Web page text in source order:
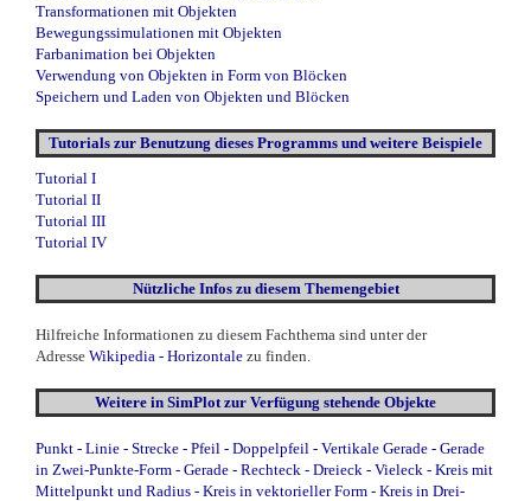
Transformationen mit Objekten
Bewegungssimulationen mit Objekten
Farbanimation bei Objekten
Verwendung von Objekten in Form von Blöcken
Speichern und Laden von Objekten und Blöcken
Tutorials zur Benutzung dieses Programms und weitere Beispiele
Tutorial I
Tutorial II
Tutorial III
Tutorial IV
Nützliche Infos zu diesem Themengebiet
Hilfreiche Informationen zu diesem Fachthema sind unter der
Adresse Wikipedia - Horizontale zu finden.
Weitere in SimPlot zur Verfügung stehende Objekte
Punkt - Linie - Strecke - Pfeil - Doppelpfeil - Vertikale Gerade - Gerade
in Zwei-Punkte-Form - Gerade - Rechteck - Dreieck - Vieleck - Kreis mit
Mittelpunkt und Radius - Kreis in vektorieller Form - Kreis in Drei-